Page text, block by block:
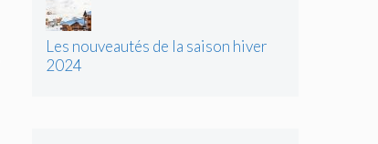
Les nouveautés de la saison hiver
2024